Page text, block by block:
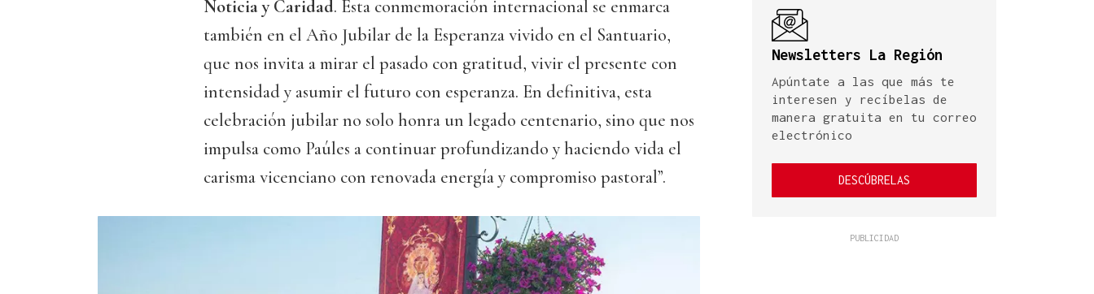
Noticia y Caridad. Esta conmemoración internacional se enmarca
también en el Año Jubilar de la Esperanza vivido en el Santuario,
que nos invita a mirar el pasado con gratitud, vivir el presente con
intensidad y asumir el futuro con esperanza. En definitiva, esta
celebración jubilar no solo honra un legado centenario, sino que nos
impulsa como Paúles a continuar profundizando y haciendo vida el
carisma vicenciano con renovada energía y compromiso pastoral”.
Newsletters La Región
Apúntate a las que más te
interesen y recíbelas de
manera gratuita en tu correo
electrónico
DESCÚBRELAS